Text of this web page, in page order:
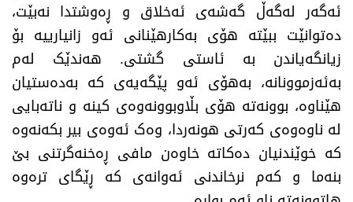
ئەگەر لەگەڵ گەشەی ئەخلاق و ڕەوشتدا نەبێت،
دەتوانێت ببێتە هۆی بەکارهێنانی ئەو زانیارییە بۆ
زیانگەیاندن بە ئاستی گشتی. هەندێک لەم
بەئەزموونانە، بەهۆی ئەو پێگەیەی کە بەدەستیان
هێناوە، بوونەتە هۆی بڵاوبوونەوەی کینە و ناتەبایی
لە ناوەوەی کەرتی هونەردا، وەک ئەوەی بیر بکەنەوە
کە خوێندنیان دەکاتە خاوەن مافی ڕەخنەگرتنی بێ
بنەما و کەم نرخاندنی ئەوانەی کە ڕێگای ترەوە